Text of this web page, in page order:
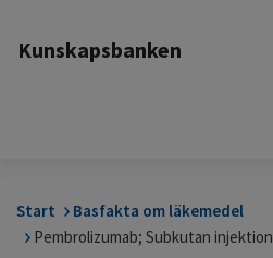
Kunskapsbanken
Start
Basfakta om läkemedel
Pembrolizumab; Subkutan injektion